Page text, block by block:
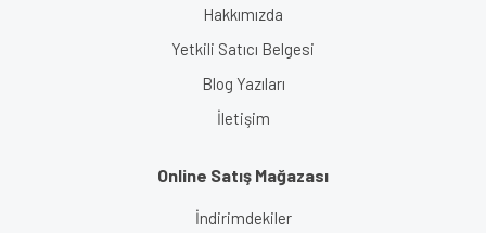
Hakkımızda
Yetkili Satıcı Belgesi
Blog Yazıları
İletişim
Online Satış Mağazası
İndirimdekiler